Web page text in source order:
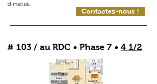
climatisé.
Contactez-nous !
# 103 / au RDC • Phase 7 • 4 1/2